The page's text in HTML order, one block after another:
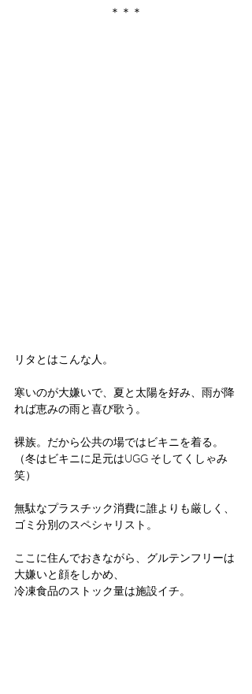
＊＊＊
リタとはこんな人。
寒いのが大嫌いで、夏と太陽を好み、雨が降
れば恵みの雨と喜び歌う。
裸族。だから公共の場ではビキニを着る。
（冬はビキニに足元はUGG そしてくしゃみ
笑）
無駄なプラスチック消費に誰よりも厳しく、
ゴミ分別のスペシャリスト。
ここに住んでおきながら、グルテンフリーは
大嫌いと顔をしかめ、
冷凍食品のストック量は施設イチ。